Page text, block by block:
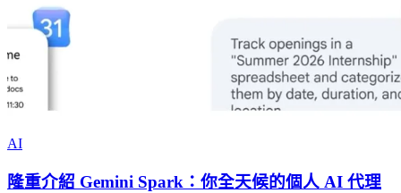
AI
隆重介紹 Gemini Spark：你全天候的個人 AI 代理